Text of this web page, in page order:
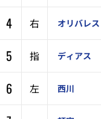
4
右 オリバレス
5
指 ディアス
6
左 西川